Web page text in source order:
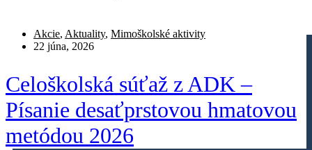
Akcie, Aktuality, Mimoškolské aktivity
22 júna, 2026
Celoškolská súťaž z ADK –
Písanie desaťprstovou hmatovou
metódou 2026